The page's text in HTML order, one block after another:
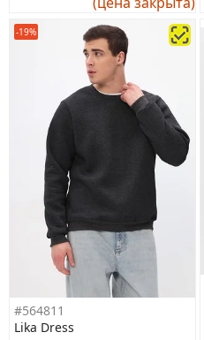
-19%
#564811
Lika Dress